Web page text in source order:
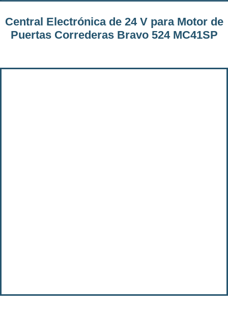
Central Electrónica de 24 V para Motor de
Puertas Correderas Bravo 524 MC41SP